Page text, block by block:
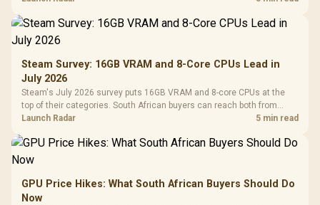
Steam Survey: 16GB VRAM and 8-Core CPUs Lead in
July 2026
Steam's July 2026 survey puts 16GB VRAM and 8-core CPUs at the
top of their categories. South African buyers can reach both from
about R12,998 before the rest of the build.
Launch Radar 5 min read
GPU Price Hikes: What South African Buyers Should Do
Now